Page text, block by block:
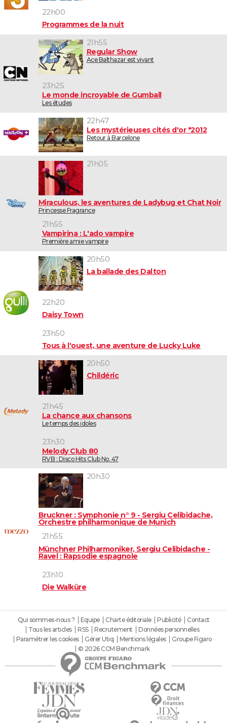
22h00
Programmes de la nuit
21h55
Regular Show
Ace Balthazar est vivant
23h25
Le monde incroyable de Gumball
Les études
22h47
Les mystérieuses cités d'or *2012
Retour à Barcelone
21h05
Miraculous, les aventures de Ladybug et Chat Noir
Princesse Fragrance
21h55
Vampirina : L'ado vampire
Première amie vampire
20h50
La ballade des Dalton
22h20
Daisy Town
23h50
Tous à l'ouest, une aventure de Lucky Luke
20h50
Childéric
21h45
La chance aux chansons
Le temps des idoles
23h30
Melody Club 80
RVB : Disco Hits Club No. 47
20h30
Bruckner : Symphonie n° 9 - Sergiu Celibidache,
Orchestre philharmonique de Munich
21h55
Münchner Philharmoniker, Sergiu Celibidache -
Ravel : Rapsodie espagnole
23h10
Die Walküre
Qui sommes-nous ? Equipe Charte éditoriale Publicité
Contact
Tous les articles
RSS Recrutement
Données personnelles
Paramétrer les cookies
Gérer Utiq Mentions légales
Groupe Figaro
© 2026 CCM Benchmark